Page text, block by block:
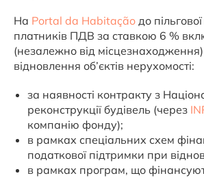
На Portal da Habitação до пільгової
платників ПДВ за ставкою 6 %
(незалежно від
відновлення об’єктів нерухомості:
за наявності контракту з
реконструкції будівель (через
компанію фонду);
в рамках спеціальних схем
податкової підтримки при
в рамках програм, що